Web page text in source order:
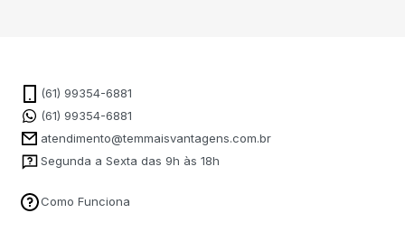
(61) 99354-6881
(61) 99354-6881
atendimento@temmaisvantagens.com.br
Segunda a Sexta das 9h às 18h
Como Funciona